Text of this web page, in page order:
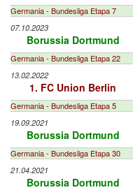
Germania - Bundesliga Etapa 7
07.10.2023
Borussia Dortmund
Germania - Bundesliga Etapa 22
13.02.2022
1. FC Union Berlin
Germania - Bundesliga Etapa 5
19.09.2021
Borussia Dortmund
Germania - Bundesliga Etapa 30
21.04.2021
Borussia Dortmund